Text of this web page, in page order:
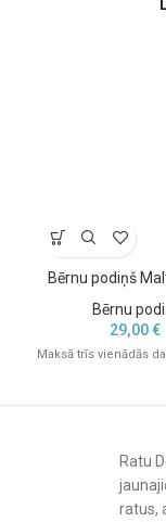
Bērnu podiņš
Bērnu
29,00€
Maksā trīs vienādās
Ratu
ratus,